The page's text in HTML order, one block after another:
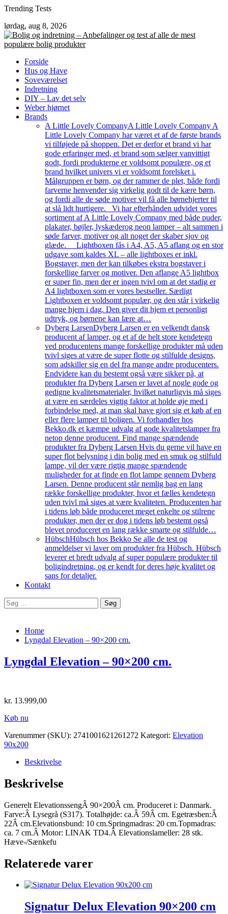
Skip
content
Trending Tests
lørdag, aug 8, 2026
Forside
Hus og Have
Soveværelset
Indretning
DIY – Lav det selv
Weber hjørnet
Brands
A Little Lovely CompanyA Little Lovely Company A
Little Lovely Company har været et af de første brands
vi tilføjede på shoppen. Det er derfor et brand vi har
gode erfaringer med, et brand som sælger vanvittigt
godt, fordi produkterne er voldsomt populære, og et
brand hvilket univers vi er voldsomt forelsket i.
Målgruppen er børn, og der rammer de plet, både fordi
farverne henvender sig virkelig godt til de kære børn,
og fordi alle de søde motiver vil få alle børnehjerter til
at slå lidt hurtigere. Vi har efterhånden udvidet vores
sortiment af A Little Lovely Company med både puder,
plakater, bøjler, lyskæderog neon lamper – alt sammen i
søde farver, motiver og alt noget der skaber sjov og
glæde. Lightboxen fås i A4, A5, A5 aflang og en stor
udgave som kaldes XL – alle lightboxes er inkl.
Bogstaver, men der kan tilkøbes ekstra bogstaver i
forskellige farver og motiver. Den aflange A5 lightbox
er super fin, men der er ingen tvivl om at det stadig er
A4 lightboxen som er vores bestseller. Særligt
Lightboxen er voldsomt populær, og den står i virkelig
mange hjem i dag. Den giver dit hjem et personligt
udtryk, og børnene kan lære at…
Dyberg LarsenDyberg Larsen er en velkendt dansk
producent af lamper, og et af de helt store kendetegn
ved producentens mange forskellige produkter må uden
tvivl siges at være de super flotte og stilfulde designs,
som adskiller sig en del fra mange andre producenters.
Endvidere kan du bestemt også være sikker på, at
produkter fra Dyberg Larsen er lavet af nogle gode og
gedigne kvalitetsmaterialer, hvilket naturligvis må siges
at være en særdeles vigtig faktor at holde øje med i
forbindelse med, at man skal have gjort sig et køb af en
eller flere lamper til boligen. Vi forhandler hos
Bekko.dk et kæmpe udvalg af gode kvalitetslamper fra
netop denne producent. Find mange spændende
produkter fra Dyberg Larsen Hvis du gerne vil have en
super flot belysning i din bolig med en smuk og stilfuld
lampe, vil der være rigtig mange spændende
muligheder for at finde en flot lampe gennem Dyberg
Larsen. Denne producent står nemlig bag en lang
række forskellige produkter, hvor et fælles kendetegn
uden tvivl må siges at være kvaliteten. Producenten har
i tidens løb både produceret meget enkelte og stilrene
produkter, men der er dog i tidens løb bestemt også
blevet produceret en lang række smarte og stilfulde…
HübschHübsch hos Bekko Se alle de test og
anmeldelser vi laver om produkter fra Hübsch. Hübsch
leverer et bredt udvalg af super populære produkter til
boligindretning, og er kendt for deres høje kvalitet og
sans for detaljer.
Kontakt
Søg
efter:
Home
Lyngdal Elevation – 90×200 cm.
Lyngdal Elevation – 90×200 cm.
kr. 13.999,00
Køb nu
Varenummer (SKU): 2741001621261272 Kategori: Elevation
90x200
Beskrivelse
Beskrivelse
Generelt ElevationssengÂ 90×200Â cm. Produceret i: Danmark.
Farve:Â Lysegrå (S317). Totalhøjde: ca.Â 59Â cm. Egetræsben:Â
22Â cm.Elevationsbund: 10 cm.Springmadras: 20 cm.Topmadras:
ca. 7 cm.Â Motor: LINAK TD4.Â Elevationslameller: 28 stk.
Hæve-/Sænkefu
Relaterede varer
Signatur Delux Elevation 90×200 cm